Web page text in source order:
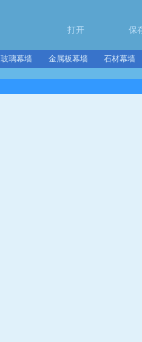
打开 保
玻璃幕墙 金属板幕墙 石材幕墙